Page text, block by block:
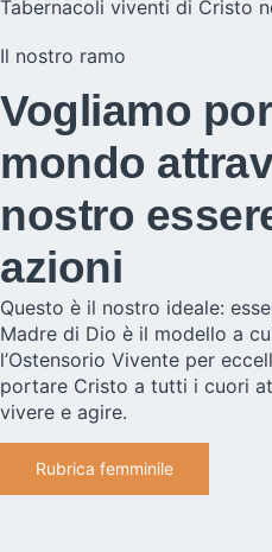
Tabernacoli viventi di Cristo
Il nostro ramo
Vogliamo
mondo
nostro
azioni
Questo è il nostro ideale:
Madre di Dio è il modello a
l’Ostensorio Vivente per
portare Cristo a tutti i cuori
vivere e agire.
Rubrica femminile